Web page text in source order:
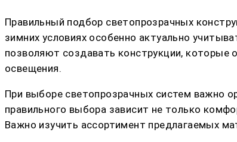
Правильный подбор светопрозрачных
зимних условиях особенно актуально
позволяют создавать конструкции, которые
освещения.
При выборе светопрозрачных систем важно
правильного выбора зависит не только
Важно изучить ассортимент предлагаемых